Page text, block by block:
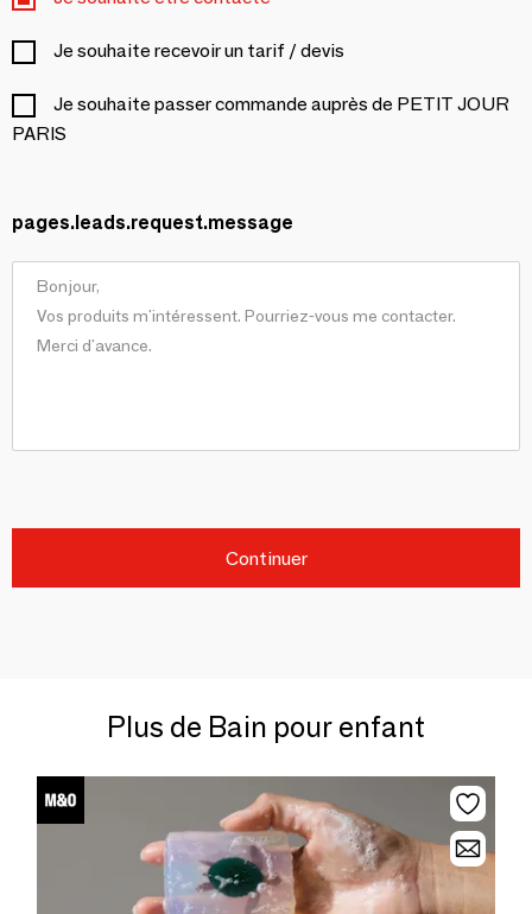
Je souhaite recevoir un tarif / devis
Je souhaite passer commande auprès de PETIT JOUR
PARIS
pages.leads.request.message
Continuer
Plus de Bain pour enfant